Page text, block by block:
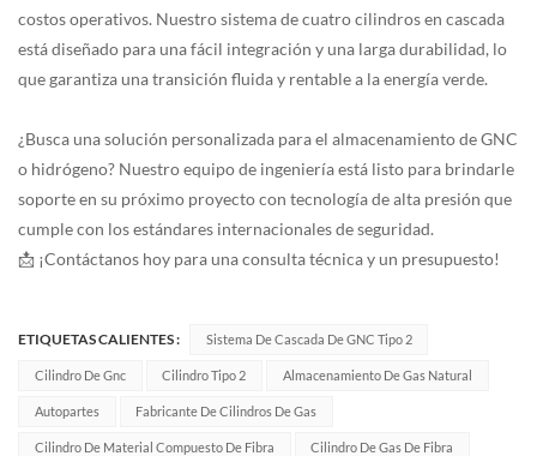
costos operativos. Nuestro sistema de cuatro cilindros en cascada
está diseñado para una fácil integración y una larga durabilidad, lo
que garantiza una transición fluida y rentable a la energía verde.
¿Busca una solución personalizada para el almacenamiento de GNC
o hidrógeno? Nuestro equipo de ingeniería está listo para brindarle
soporte en su próximo proyecto con tecnología de alta presión que
cumple con los estándares internacionales de seguridad.
📩 ¡Contáctanos hoy para una consulta técnica y un presupuesto!
ETIQUETAS CALIENTES : Sistema De Cascada De GNC Tipo 2
Cilindro De Gnc Cilindro Tipo 2 Almacenamiento De Gas Natural
Autopartes Fabricante De Cilindros De Gas
Cilindro De Material Compuesto De Fibra Cilindro De Gas De Fibra